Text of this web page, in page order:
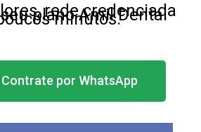
rede credenciada
plano Amil Dental
minutos.
por WhatsApp